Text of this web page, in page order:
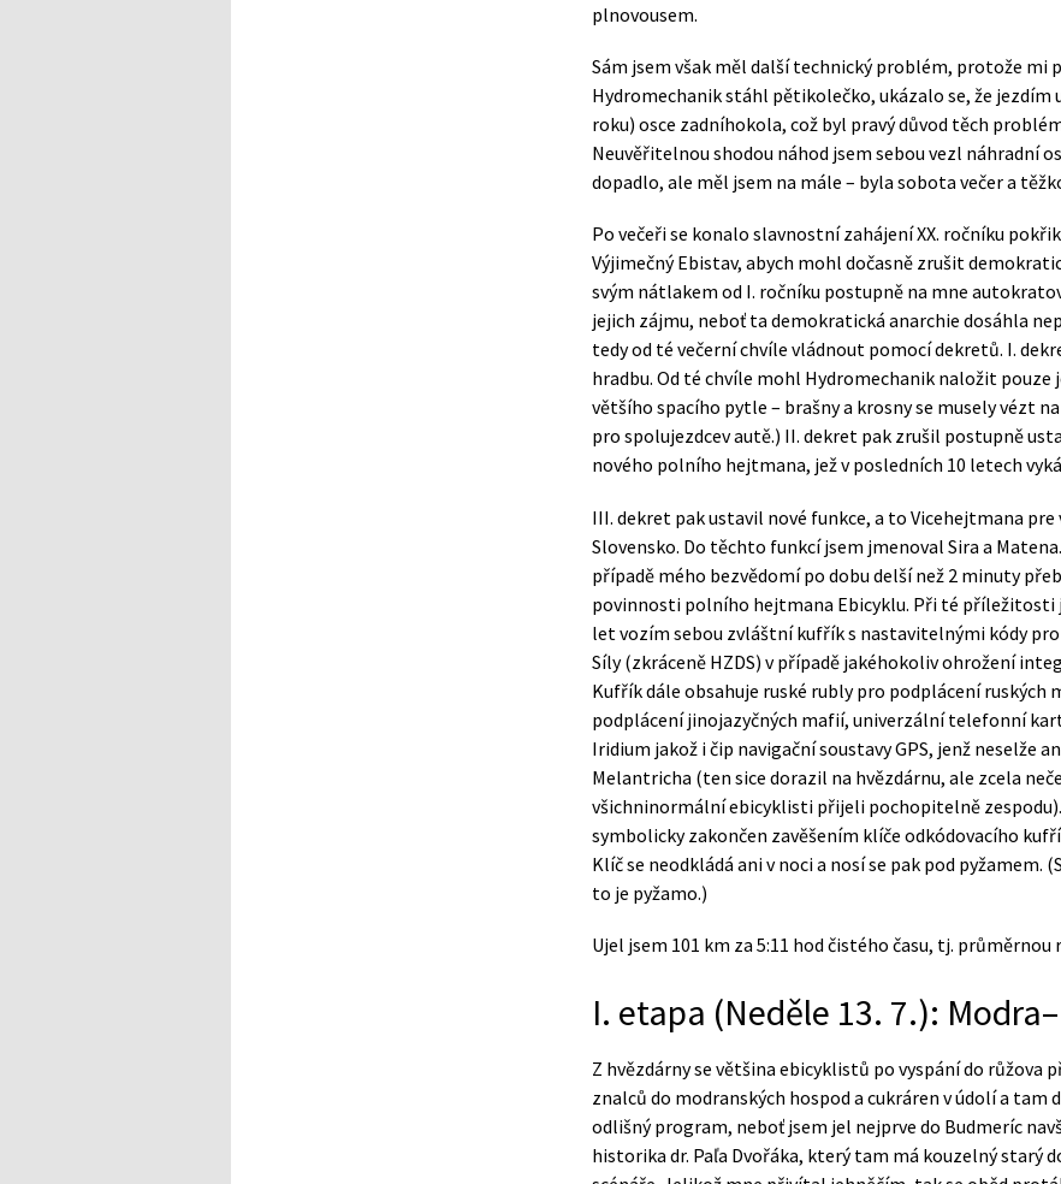
plnovousem.
Sám jsem však měl další technický problém, protože mi
Hydromechanik stáhl pětikolečko, ukázalo se, že jezdím
roku) osce zadníhokola, což byl pravý důvod těch
Neuvěřitelnou shodou náhod jsem sebou vezl náhradní
dopadlo, ale měl jsem na mále – byla sobota večer a
Po večeři se konalo slavnostní zahájení XX. ročníku
Výjimečný Ebistav, abych mohl dočasně zrušit
svým nátlakem od I. ročníku postupně na mne
jejich zájmu, neboť ta demokratická anarchie dosáhla
tedy od té večerní chvíle vládnout pomocí dekretů. I.
hradbu. Od té chvíle mohl Hydromechanik naložit pouze
většího spacího pytle – brašny a krosny se musely vézt
pro spolujezdcev autě.) II. dekret pak zrušil postupně
nového polního hejtmana, jež v posledních 10 letech
III. dekret pak ustavil nové funkce, a to Vicehejtmana
Slovensko. Do těchto funkcí jsem jmenoval Sira a
případě mého bezvědomí po dobu delší než 2 minuty
povinnosti polního hejtmana Ebicyklu. Při té příležitosti
let vozím sebou zvláštní kufřík s nastavitelnými kódy
Síly (zkráceně HZDS) v případě jakéhokoliv ohrožení
Kufřík dále obsahuje ruské rubly pro podplácení ruských
podplácení jinojazyčných mafií, univerzální telefonní
Iridium jakož i čip navigační soustavy GPS, jenž neselže
Melantricha (ten sice dorazil na hvězdárnu, ale zcela
všichninormální ebicyklisti přijeli pochopitelně
symbolicky zakončen zavěšením klíče odkódovacího
Klíč se neodkládá ani v noci a nosí se pak pod pyžamem.
to je pyžamo.)
Ujel jsem 101 km za 5:11 hod čistého času, tj.
I. etapa (Neděle 13. 7.):
Z hvězdárny se většina ebicyklistů po vyspání do růžova
znalců do modranských hospod a cukráren v údolí a tam
odlišný program, neboť jsem jel nejprve do Budmeríc
historika dr. Paľa Dvořáka, který tam má kouzelný starý